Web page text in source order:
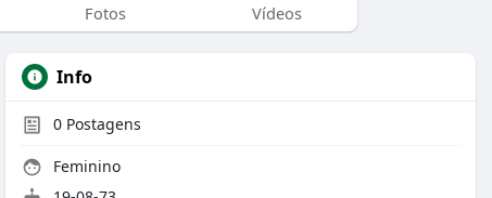
Fotos Vídeos
Info
0 Postagens
Feminino